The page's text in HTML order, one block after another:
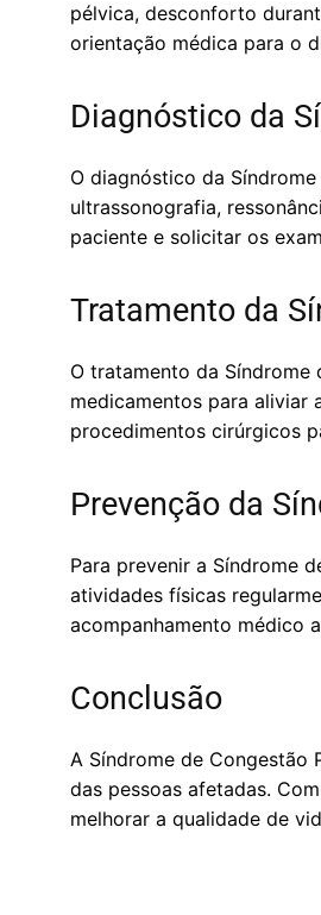
pélvica, desconforto
orientação médica para o
Diagnóstico da
O diagnóstico da
ultrassonografia,
paciente e solicitar os
Tratamento da
O tratamento da
medicamentos para aliviar
procedimentos cirúrgicos
Prevenção da
Para prevenir a Síndrome
atividades físicas
acompanhamento médico
Conclusão
A Síndrome de Congestão
das pessoas afetadas.
melhorar a qualidade de